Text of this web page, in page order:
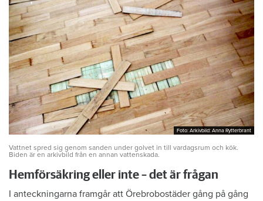
Foto: Arkivbild: Anna Rytterbrant
Foto: Arkivbild: Anna Rytterbrant
Vattnet spred sig genom sanden under golvet in till vardagsrum och kök.
Biden är en arkivbild från en annan vattenskada.
Hemförsäkring eller inte – det är frågan
I anteckningarna framgår att Örebrobostäder gång på gång